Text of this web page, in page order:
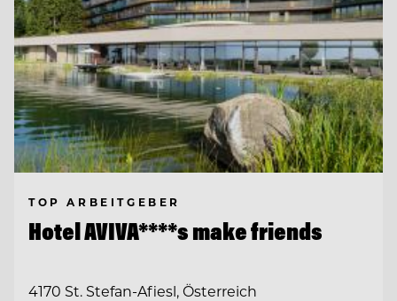
TOP ARBEITGEBER
Hotel AVIVA****s make friends
4170 St. Stefan-Afiesl, Österreich